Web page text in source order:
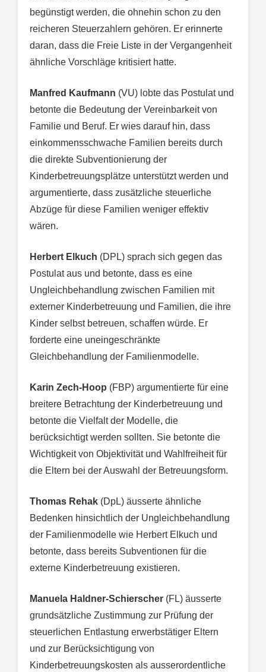
begünstigt werden, die ohnehin schon zu den
reicheren Steuerzahlern gehören. Er erinnerte
daran, dass die Freie Liste in der Vergangenheit
ähnliche Vorschläge kritisiert hatte.
Manfred Kaufmann (VU) lobte das Postulat und
betonte die Bedeutung der Vereinbarkeit von
Familie und Beruf. Er wies darauf hin, dass
einkommensschwache Familien bereits durch
die direkte Subventionierung der
Kinderbetreuungsplätze unterstützt werden und
argumentierte, dass zusätzliche steuerliche
Abzüge für diese Familien weniger effektiv
wären.
Herbert Elkuch (DPL) sprach sich gegen das
Postulat aus und betonte, dass es eine
Ungleichbehandlung zwischen Familien mit
externer Kinderbetreuung und Familien, die ihre
Kinder selbst betreuen, schaffen würde. Er
forderte eine uneingeschränkte
Gleichbehandlung der Familienmodelle.
Karin Zech-Hoop (FBP) argumentierte für eine
breitere Betrachtung der Kinderbetreuung und
betonte die Vielfalt der Modelle, die
berücksichtigt werden sollten. Sie betonte die
Wichtigkeit von Objektivität und Wahlfreiheit für
die Eltern bei der Auswahl der Betreuungsform.
Thomas Rehak (DpL) äusserte ähnliche
Bedenken hinsichtlich der Ungleichbehandlung
der Familienmodelle wie Herbert Elkuch und
betonte, dass bereits Subventionen für die
externe Kinderbetreuung existieren.
Manuela Haldner-Schierscher (FL) äusserte
grundsätzliche Zustimmung zur Prüfung der
steuerlichen Entlastung erwerbstätiger Eltern
und zur Berücksichtigung von
Kinderbetreuungskosten als ausserordentliche